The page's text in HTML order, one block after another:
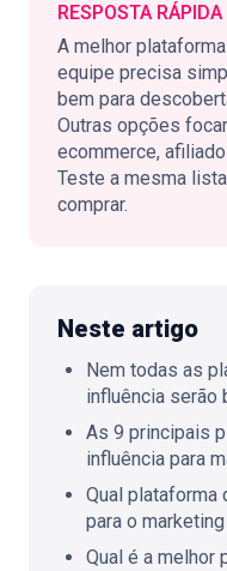
🇵🇹PT
RESPOSTA RÁPIDA
A melhor
equipe precisa
bem para
Outras opções
ecommerce,
Teste a mesma
comprar.
Neste artigo
Nem todas as
influência serão
As 9 principais
influência para
Qual plataforma
para o
Qual é a melhor